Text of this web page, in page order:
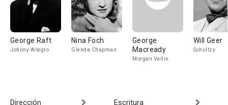
George Raft
Johnny Allegro
Nina Foch
Glenda Chapman
George
Macready
Morgan Vallin
Will Geer
Schultzy
Dirección Escritura